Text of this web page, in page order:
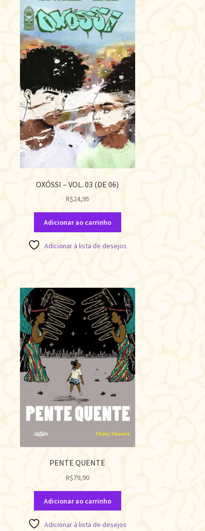
OXÓSSI – VOL. 03 (DE 06)
R$24,95
Adicionar ao carrinho
Adicionar à lista de desejos
PENTE QUENTE
R$79,90
Adicionar ao carrinho
Adicionar à lista de desejos